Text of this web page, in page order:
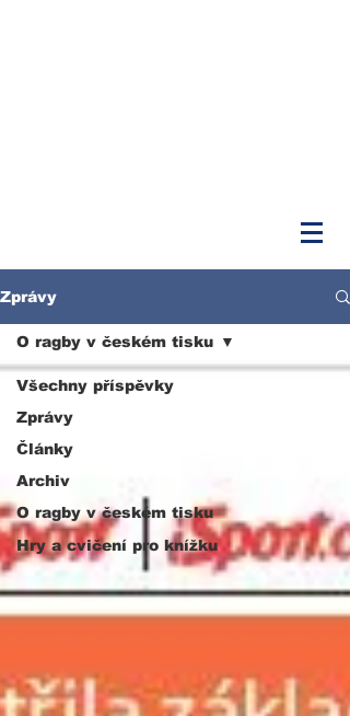
Zprávy
Všechny příspěvky
Zprávy
Články
Archiv
O ragby v českém tisku
Hry a cvičení pro knížku
O ragby v českém tisku